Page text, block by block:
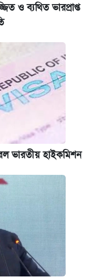
ও ব্যথিত ভারপ্রাপ্ত
ভারতীয় হাইকমিশন